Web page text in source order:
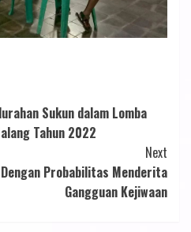
Sukun dalam Lomba
Tahun 2022
Next
Probabilitas Menderita
Gangguan Kejiwaan